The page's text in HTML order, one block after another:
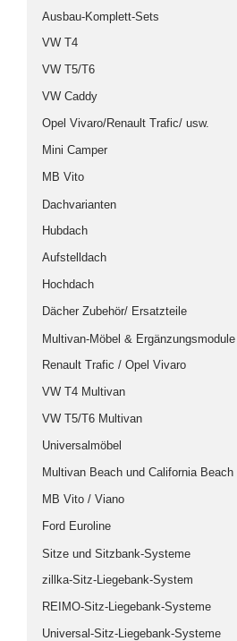
Ausbau-Komplett-Sets
VW T4
VW T5/T6
VW Caddy
Opel Vivaro/Renault Trafic/ usw.
Mini Camper
MB Vito
Dachvarianten
Hubdach
Aufstelldach
Hochdach
Dächer Zubehör/ Ersatzteile
Multivan-Möbel & Ergänzungsmodule
Renault Trafic / Opel Vivaro
VW T4 Multivan
VW T5/T6 Multivan
Universalmöbel
Multivan Beach und California Beach
MB Vito / Viano
Ford Euroline
Sitze und Sitzbank-Systeme
zillka-Sitz-Liegebank-System
REIMO-Sitz-Liegebank-Systeme
Universal-Sitz-Liegebank-Systeme